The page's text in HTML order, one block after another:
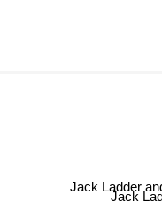
Jack
Jack Ladder